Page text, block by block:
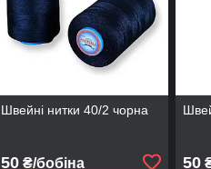
Швейні нитки 40/2 чорна
50₴/бобіна 50